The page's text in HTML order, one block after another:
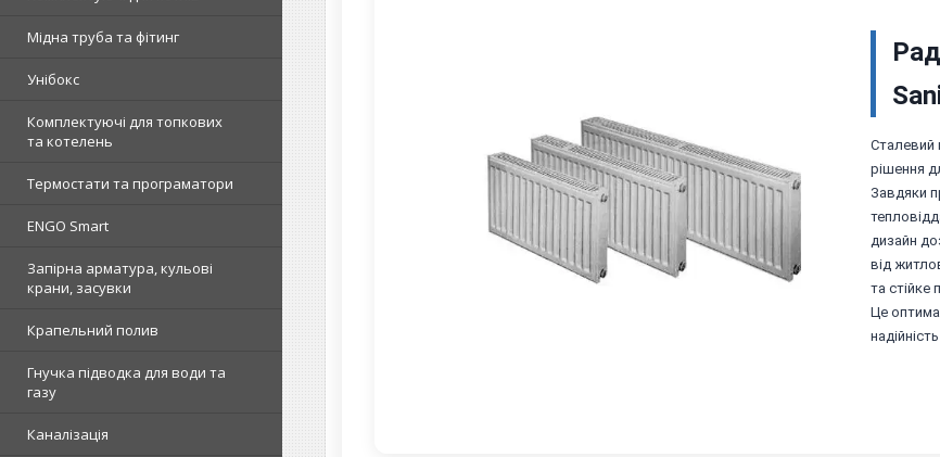
Мідна труба та фітинг
Унібокс
Комплектуючі для топкових
та котелень
Термостати та програматори
ENGO Smart
Запірна арматура, кульові
крани, засувки
Крапельний полив
Гнучка підводка для води та
газу
Каналізація
Сталевий
рішення
Завдяки
дизайн
від
та стійке
Це